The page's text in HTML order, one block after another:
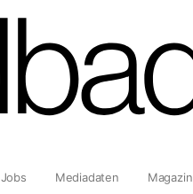
Jobs Mediadaten Magazin